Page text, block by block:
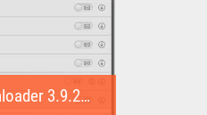
MediaHuman YouTube Downloader 3.9.22 (1007) (Repack & Portable)